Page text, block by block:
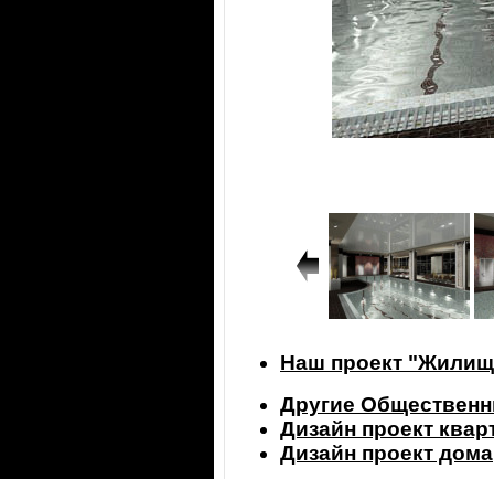
Наш проект
Другие
Дизайн проект
Дизайн проект дома